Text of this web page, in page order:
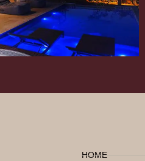
HOME